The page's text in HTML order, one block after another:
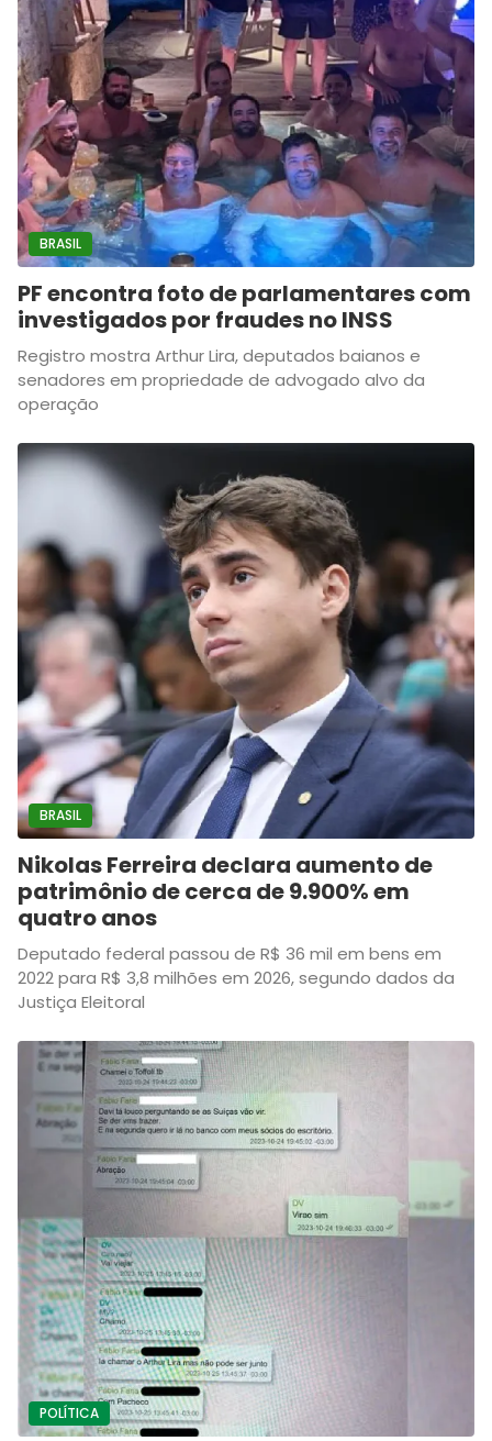
BRASIL
PF encontra foto de parlamentares com
investigados por fraudes no INSS
Registro mostra Arthur Lira, deputados baianos e
senadores em propriedade de advogado alvo da
operação
BRASIL
Nikolas Ferreira declara aumento de
patrimônio de cerca de 9.900% em
quatro anos
Deputado federal passou de R$ 36 mil em bens em
2022 para R$ 3,8 milhões em 2026, segundo dados da
Justiça Eleitoral
POLÍTICA